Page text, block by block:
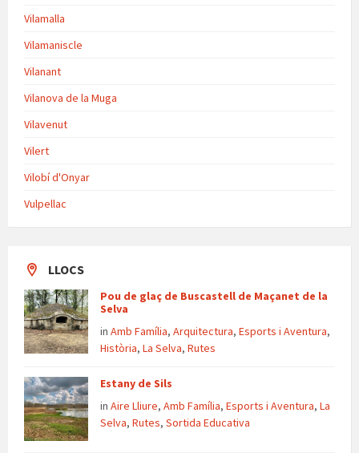
Vilamalla
Vilamaniscle
Vilanant
Vilanova de la Muga
Vilavenut
Vilert
Vilobí d'Onyar
Vulpellac
LLOCS
Pou de glaç de Buscastell de Maçanet de la
Selva
in Amb Família, Arquitectura, Esports i Aventura,
Història, La Selva, Rutes
Estany de Sils
in Aire Lliure, Amb Família, Esports i Aventura, La
Selva, Rutes, Sortida Educativa